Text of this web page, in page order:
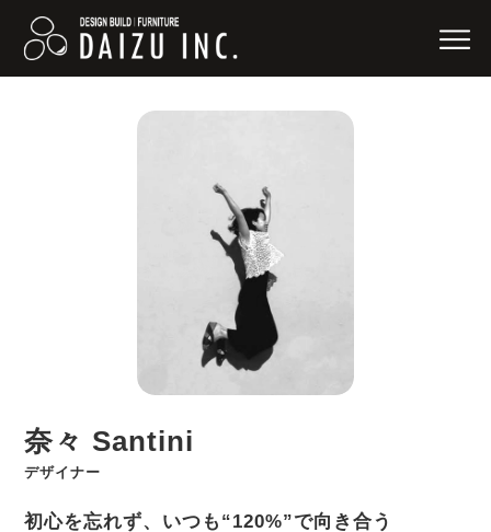
奈々 Santini
デザイナー
初心を忘れず、いつも“120%”で向き合う